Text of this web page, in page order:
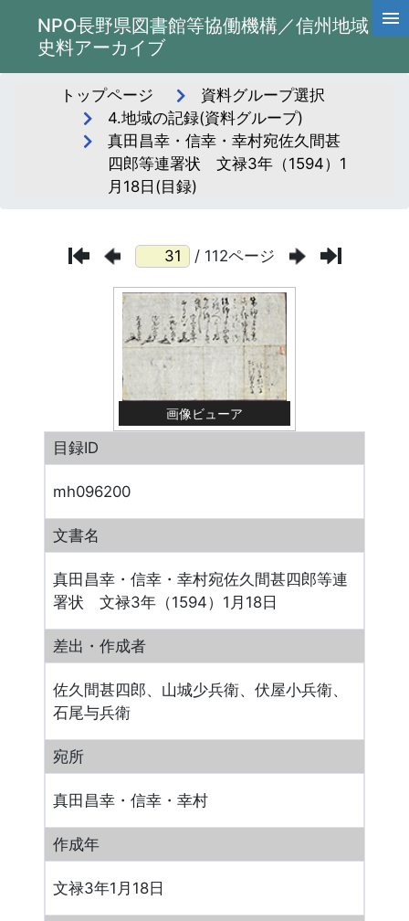
NPO長野県図書館等協働機構／信州地域
史料アーカイブ
トップページ
資料グループ選択
4.地域の記録(資料グループ)
真田昌幸・信幸・幸村宛佐久間甚
四郎等連署状 文禄3年（1594）1
月18日(目録)
/ 112ページ
画像ビューア
目録ID
mh096200
文書名
真田昌幸・信幸・幸村宛佐久間甚四郎等連
署状 文禄3年（1594）1月18日
差出・作成者
佐久間甚四郎、山城少兵衛、伏屋小兵衛、
石尾与兵衛
宛所
真田昌幸・信幸・幸村
作成年
文禄3年1月18日